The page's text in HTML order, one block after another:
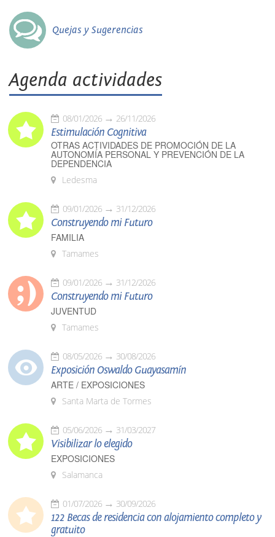
Quejas y Sugerencias
Agenda actividades
08/01/2026 26/11/2026
Estimulación Cognitiva
OTRAS ACTIVIDADES DE PROMOCIÓN DE LA
AUTONOMÍA PERSONAL Y PREVENCIÓN DE LA
DEPENDENCIA
Ledesma
09/01/2026 31/12/2026
Construyendo mi Futuro
FAMILIA
Tamames
09/01/2026 31/12/2026
Construyendo mi Futuro
JUVENTUD
Tamames
08/05/2026 30/08/2026
Exposición Oswaldo Guayasamín
ARTE / EXPOSICIONES
Santa Marta de Tormes
05/06/2026 31/03/2027
Visibilizar lo elegido
EXPOSICIONES
Salamanca
01/07/2026 30/09/2026
122 Becas de residencia con alojamiento completo y
gratuito